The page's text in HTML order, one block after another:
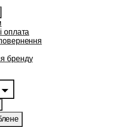
оплата
бренду